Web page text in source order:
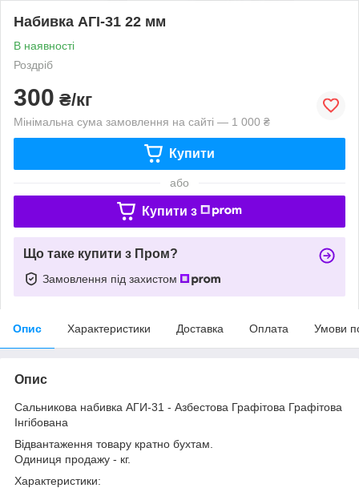
Набивка АГІ-31 22 мм
В наявності
Роздріб
300 ₴/кг
Мінімальна сума замовлення на сайті — 1 000 ₴
Купити
або
Купити з
Що таке купити з Пром?
Замовлення під захистом
Опис Характеристики Доставка Оплата Умови
Опис
Сальникова набивка АГИ-31 - Азбестова Графітова Графітова
Інгібована
Відвантаження товару кратно бухтам.
Одиниця продажу - кг.
Характеристики: